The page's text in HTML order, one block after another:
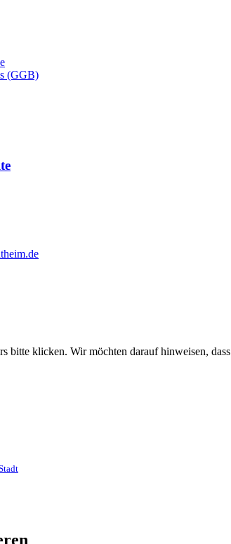
(GGB)
bitte klicken. Wir möchten darauf hinweisen,